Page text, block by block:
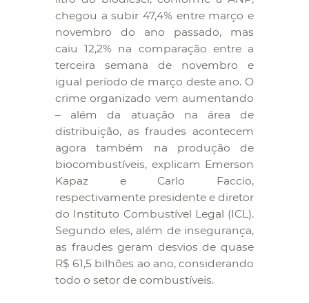
chegou a subir 47,4% entre março e
novembro do ano passado, mas
caiu 12,2% na comparação entre a
terceira semana de novembro e
igual período de março deste ano. O
crime organizado vem aumentando
– além da atuação na área de
distribuição, as fraudes acontecem
agora também na produção de
biocombustíveis, explicam Emerson
Kapaz e Carlo Faccio,
respectivamente presidente e diretor
do Instituto Combustível Legal (ICL).
Segundo eles, além de insegurança,
as fraudes geram desvios de quase
R$ 61,5 bilhões ao ano, considerando
todo o setor de combustíveis.